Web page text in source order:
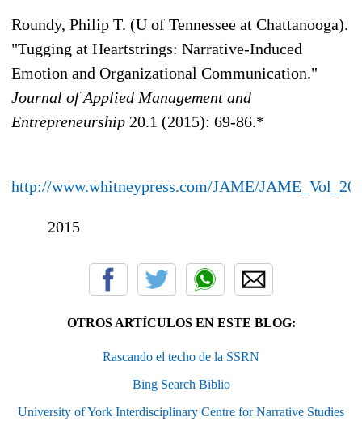
Roundy, Philip T. (U of Tennessee at Chattanooga).
"Tugging at Heartstrings: Narrative-Induced
Emotion and Organizational Communication."
Journal of Applied Management and
Entrepreneurship 20.1 (2015): 69-86.*
http://www.whitneypress.com/JAME/
2015
OTROS ARTÍCULOS EN ESTE BLOG:
Rascando el techo de la SSRN
Bing Search Biblio
University of York Interdisciplinary Centre for Narrative Studies